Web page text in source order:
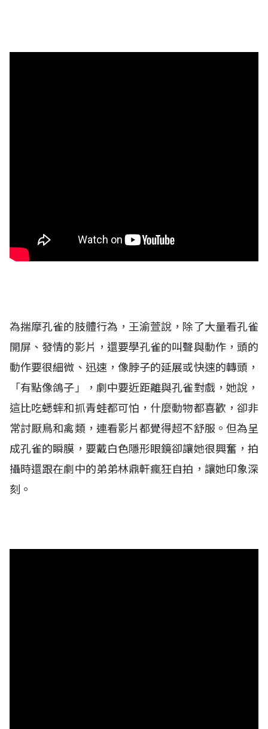
為揣摩孔雀的肢體行為，王渝萱說，除了大量看孔雀
開屏、發情的影片，還要學孔雀的叫聲與動作，頭的
動作要很細微、迅速，像脖子的延展或快速的轉頭，
「有點像鴿子」，劇中要近距離與孔雀對戲，她說，
這比吃蟋蟀和抓青蛙都可怕，什麼動物都喜歡，卻非
常討厭鳥和禽類，連看影片都覺得超不舒服。但為呈
成孔雀的瞬膜，要戴白色隱形眼鏡卻讓她很興奮，拍
攝時還跟在劇中的弟弟林鼎軒瘋狂自拍，讓她印象深
刻。